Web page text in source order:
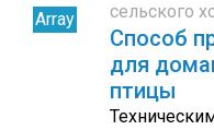
Array
сельского
Способ
для
птицы